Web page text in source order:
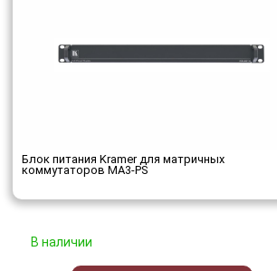
Блок питания Kramer для матричных
коммутаторов MA3-PS
В наличии